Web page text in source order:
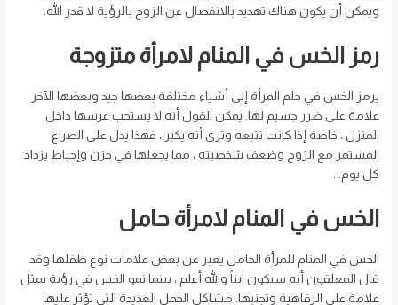
ويمكن أن يكون هناك تهديد بالانفصال عن الزوج بالرؤية لا قدر الله.
رمز الخس في المنام لامرأة متزوجة
يرمز الخس في حلم المرأة إلى أشياء مختلفة بعضها جيد وبعضها الآخر
علامة على ضرر جسيم لها. يمكن القول أنه لا يستحب غرسها داخل
المنزل ، خاصة إذا كانت تتبعه وترى أنه يكبر ، فهذا يدل على الصراع
المستمر مع الزوج وضعف شخصيته ، مما يجعلها في حزن وإحباط يزداد
كل يوم. .
الخس في المنام لامرأة حامل
الخس في المنام للمرأة الحامل يعبر عن بعض علامات نوع طفلها وقد
قال المعلقون أنه سيكون ابناً والله أعلم ، بينما نمو الخس في رؤية يمثل
علامة على الرفاهية وتجنبها. مشاكل الحمل العديدة التي تؤثر عليها